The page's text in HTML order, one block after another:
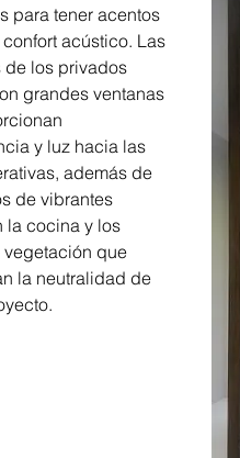
para tener acentos
acústico. Las
de los privados
grandes ventanas
y luz hacia las
además de
de vibrantes
la cocina y los
vegetación que
la neutralidad de